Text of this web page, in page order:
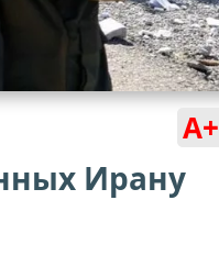
A+
Ирану